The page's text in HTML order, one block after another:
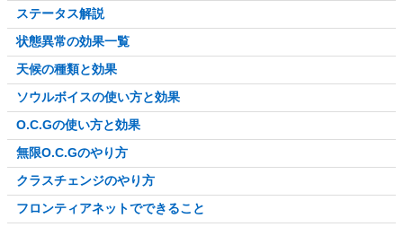
ステータス解説
状態異常の効果一覧
天候の種類と効果
ソウルボイスの使い方と効果
O.C.Gの使い方と効果
無限O.C.Gのやり方
クラスチェンジのやり方
フロンティアネットでできること